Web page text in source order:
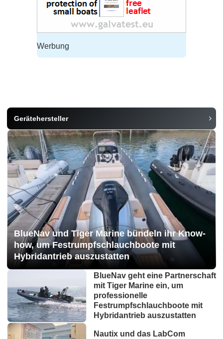
Werbung
Gerätehersteller
BlueNav und Tiger Marine bündeln ihr Know-
how, um Festrumpfschlauchboote mit
Hybridantrieb auszustatten
BlueNav geht eine Partnerschaft
mit Tiger Marine ein, um
professionelle
Festrumpfschlauchboote mit
Hybridantrieb auszustatten
Nautix und das LabCom